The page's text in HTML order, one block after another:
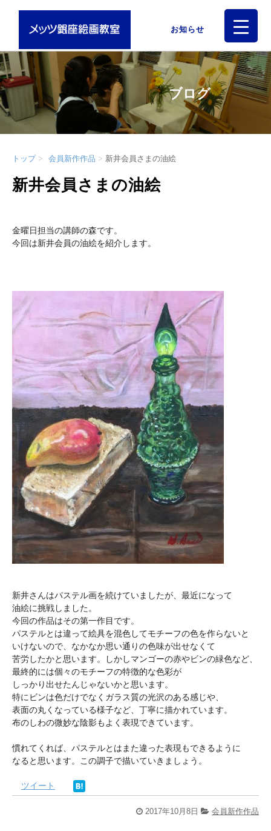
お知らせ
ブログ
トップ 会員新作作品 新井会員さまの油絵
新井会員さまの油絵
金曜日担当の講師の森です。
今回は新井会員の油絵を紹介します。
新井さんはパステル画を続けていましたが、最近になって
油絵に挑戦しました。
今回の作品はその第一作目です。
パステルとは違って絵具を混色してモチーフの色を作らないと
いけないので、なかなか思い通りの色味が出せなくて
苦労したかと思います。しかしマンゴーの赤やビンの緑色など、
最終的には個々のモチーフの特徴的な色彩が
しっかり出せたんじゃないかと思います。
特にビンは色だけでなくガラス質の光沢のある感じや、
表面の丸くなっている様子など、丁寧に描かれています。
布のしわの微妙な陰影もよく表現できています。
慣れてくれば、パステルとはまた違った表現もできるように
なると思います。この調子で描いていきましょう。
ツイート
2017年10月8日 会員新作作品